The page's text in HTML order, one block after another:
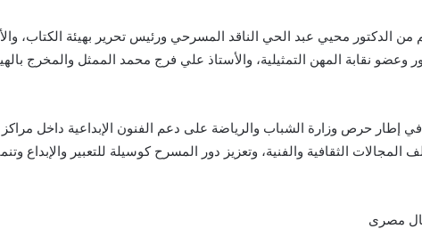
من الدكتور محيي عبد الحي الناقد المسرحي ورئيس تحرير بهيئة الكتاب،
وعضو نقابة المهن التمثيلية، والأستاذ علي فرج محمد الممثل والمخرج
في إطار حرص وزارة الشباب والرياضة على دعم الفنون الإبداعية داخل
المجالات الثقافية والفنية، وتعزيز دور المسرح كوسيلة للتعبير والإبداع
مصرى